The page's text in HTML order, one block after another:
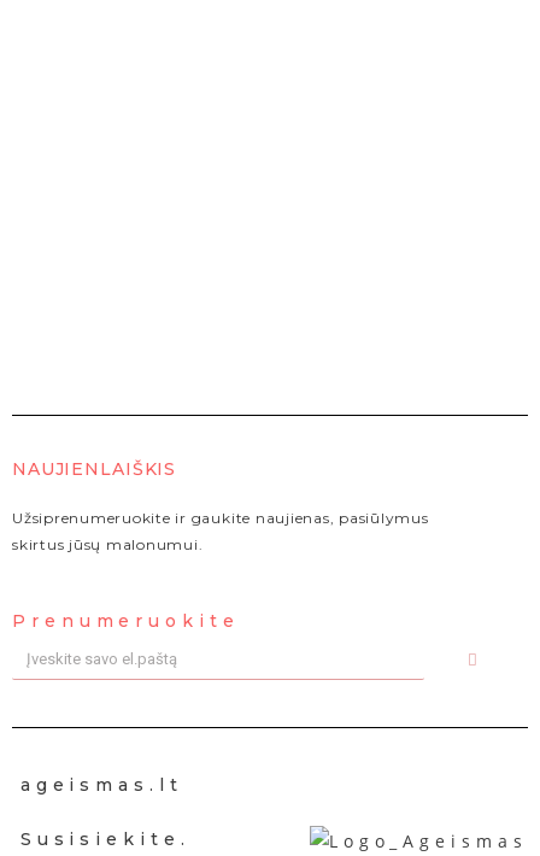
NAUJIENLAIŠKIS
Užsiprenumeruokite ir gaukite naujienas, pasiūlymus
skirtus jūsų malonumui.
Prenumeruokite
ageismas.lt
Susisiekite.